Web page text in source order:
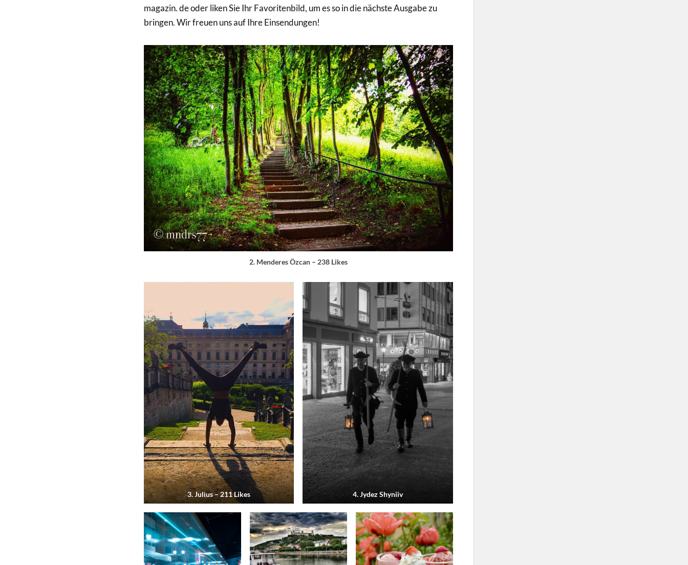
magazin. de oder liken Sie Ihr Favoritenbild, um es so in die nächste Ausgabe zu
bringen. Wir freuen uns auf Ihre Einsendungen!
2. Menderes Özcan – 238 Likes
3. Julius – 211 Likes 4. Jydez Shyniiv